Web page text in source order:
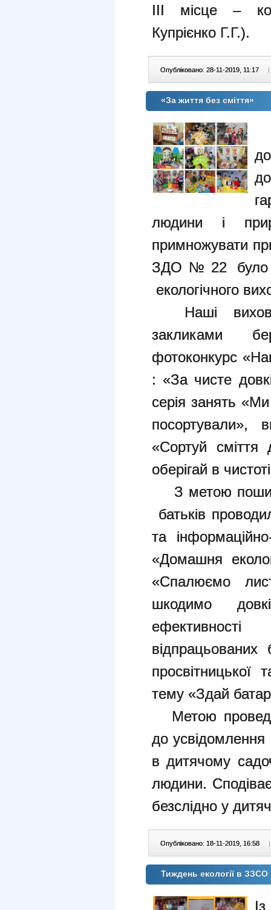
ІІІ місце –
Купрієнко Г.Г.).
Опубліковано: 28-11-2019, 11:17 |
«За життя без сміття»
людини і
примножувати
ЗДО№22 було
екологічного
Наші
закликами
фотоконкурс
: «За чисте
серія занять
посортували»,
«Сортуй сміття
оберігай в
З метою
батьків
та
«Домашня
«Спалюємо
шкодимо
відпрацьованих
тему «Здай
Метою
до
в дитячому
людини.
безслідно у
Опубліковано: 18-11-2019, 16:58 |
Тиждень екології в